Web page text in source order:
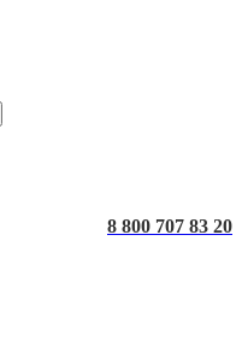
8 800 707 83 20